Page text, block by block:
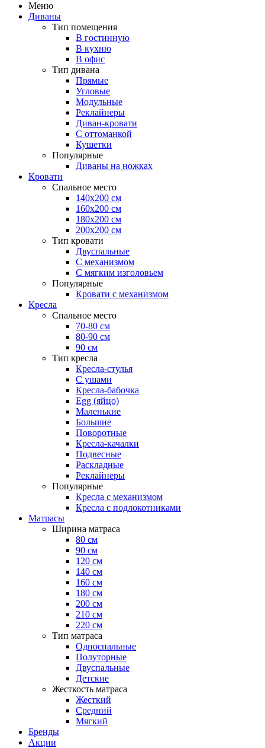
Меню
Диваны
Тип помещения
В гостинную
В кухню
В офис
Тип дивана
Прямые
Угловые
Модульные
Реклайнеры
Диван-кровати
С оттоманкой
Кушетки
Популярные
Диваны на ножках
Кровати
Спальное место
140х200 см
160х200 см
180х200 см
200х200 см
Тип кровати
Двуспальные
С механизмом
С мягким изголовьем
Популярные
Кровати с механизмом
Кресла
Спальное место
70-80 см
80-90 см
90 см
Тип кресла
Кресла-стулья
С ушами
Кресла-бабочка
Egg (яйцо)
Маленькие
Большие
Поворотные
Кресла-качалки
Подвесные
Раскладные
Реклайнеры
Популярные
Кресла с механизмом
Кресла с подлокотниками
Матрасы
Ширина матраса
80 см
90 см
120 см
140 см
160 см
180 см
200 см
210 см
220 см
Тип матраса
Односпальные
Полуторные
Двуспальные
Детские
Жесткость матраса
Жесткий
Средний
Мягкий
Бренды
Акции